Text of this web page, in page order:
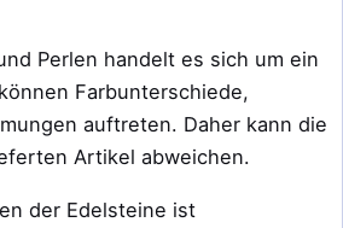
Perlen handelt es sich um ein
Farbunterschiede,
auftreten. Daher kann die
Artikel abweichen.
der Edelsteine ist